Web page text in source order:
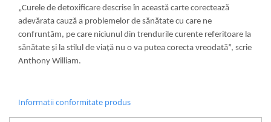
„Curele de detoxificare descrise în această carte corectează
adevărata cauză a problemelor de sănătate cu care ne
confruntăm, pe care niciunul din trendurile curente referitoare la
sănătate şi la stilul de viaţă nu o va putea corecta vreodată”, scrie
Anthony William.
Informatii conformitate produs